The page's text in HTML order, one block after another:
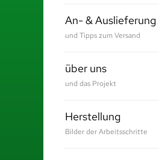
An- & Auslieferung
und Tipps zum Versand
über uns
und das Projekt
Herstellung
Bilder der Arbeitsschritte